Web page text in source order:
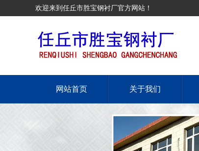
欢迎来到任丘市胜宝钢衬厂官方网站！
网站首页 关于我们